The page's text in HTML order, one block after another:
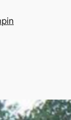
pin